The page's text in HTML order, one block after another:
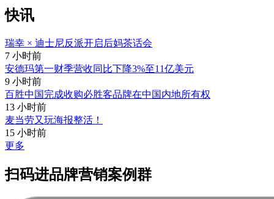
快讯
瑞幸 × 迪士尼反派开启后妈茶话会
7 小时前
安德玛第一财季营收同比下降3%至11亿美元
9 小时前
百胜中国完成收购必胜客品牌在中国内地所有权
13 小时前
麦当劳又玩海报整活！
15 小时前
更多
扫码进品牌营销案例群